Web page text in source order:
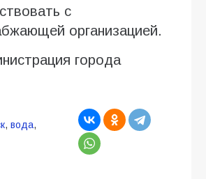
с
организацией.
города
, вода,